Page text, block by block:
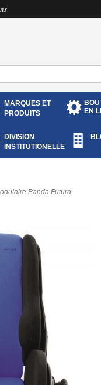
MARQUES ET
PRODUITS
EN
DIVISION
INSTITUTIONELLE
Panda Futura